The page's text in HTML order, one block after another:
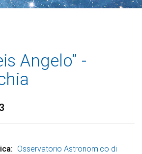
Angelo” -
Osservatorio Astronomico di